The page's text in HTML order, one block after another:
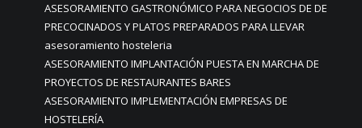
ASESORAMIENTO GASTRONÓMICO PARA NEGOCIOS DE DE
PRECOCINADOS Y PLATOS PREPARADOS PARA LLEVAR
asesoramiento hosteleria
ASESORAMIENTO IMPLANTACIÓN PUESTA EN MARCHA DE
PROYECTOS DE RESTAURANTES BARES
ASESORAMIENTO IMPLEMENTACIÓN EMPRESAS DE
HOSTELERÍA